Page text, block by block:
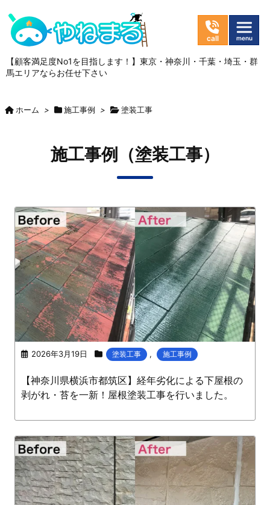
【顧客満足度No1を目指します！】東京・神奈川・千葉・埼玉・群
馬エリアならお任せ下さい
ホーム > 施工事例 > 塗装工事
施工事例（塗装工事）
2026年3月19日 塗装工事 , 施工事例
【神奈川県横浜市都筑区】経年劣化による下屋根の
剥がれ・苔を一新！屋根塗装工事を行いました。